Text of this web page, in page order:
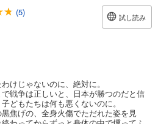
(5) 試し読み
けじゃないのに、絶対に。
戦争は正しいと、日本が勝つのだと信
どもたちは何も悪くないのに。
焦げの、全身火傷でただれた姿を見